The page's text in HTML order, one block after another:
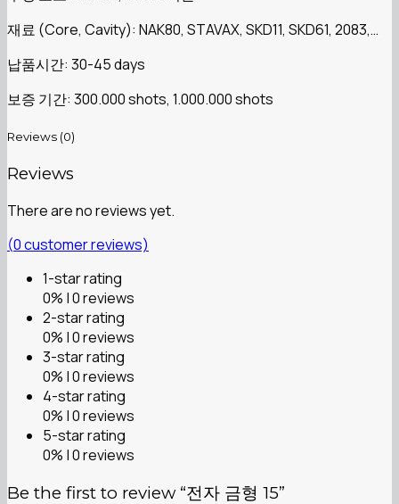
재료 (Core, Cavity): NAK80, STAVAX, SKD11, SKD61, 2083,…
납품시간: 30-45 days
보증 기간: 300.000 shots, 1.000.000 shots
Reviews (0)
Reviews
There are no reviews yet.
(0customer reviews)
1-star rating
0% | 0 reviews
2-star rating
0% | 0 reviews
3-star rating
0% | 0 reviews
4-star rating
0% | 0 reviews
5-star rating
0% | 0 reviews
Be the first to review “전자 금형 15”